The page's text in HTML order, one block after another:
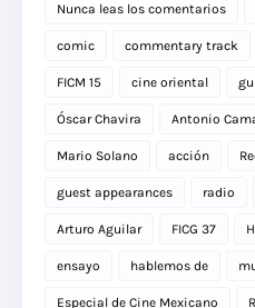
Nunca leas los comentarios
comic commentary track
FICM 15 cine oriental
Óscar Chavira Antonio
Mario Solano acción
guest appearances radio
Arturo Aguilar FICG 37
ensayo hablemos de
Especial de Cine Mexicano